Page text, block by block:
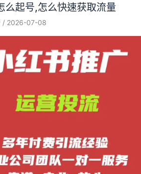
么起号,怎么快速获取流量
/ 2026-07-08